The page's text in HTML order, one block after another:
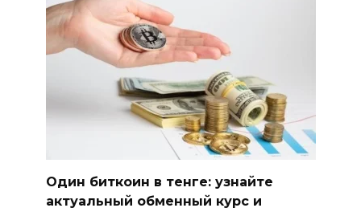
Один биткоин в тенге: узнайте
актуальный обменный курс и